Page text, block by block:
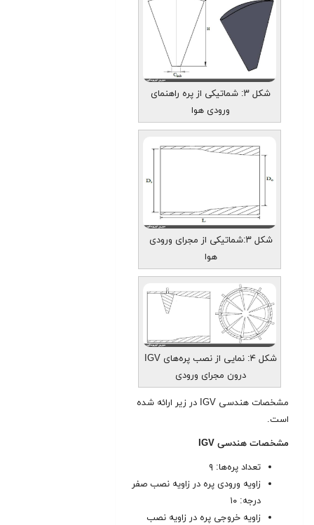
شکل ۳: شماتیکی از پره راهنمای
ورودی هوا
شکل ۳:‌شماتیکی از مجرای ورودی
هوا
شکل ۴: نمایی از نصب پره‌های IGV
درون مجرای ورودی
مشخصات هندسی IGV در زیر ارائه شده
است.
مشخصات هندسی IGV
تعداد پره‌ها: ۹
زاویه ورودی پره در زاویه نصب صفر
درجه: ۱۰
زاویه خروجی پره در زاویه نصب